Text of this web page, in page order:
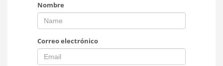
Nombre
Correo electrónico